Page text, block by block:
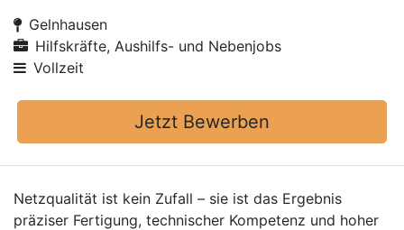
Gelnhausen
Hilfskräfte, Aushilfs- und Nebenjobs
Vollzeit
Jetzt Bewerben
Netzqualität ist kein Zufall – sie ist das Ergebnis
präziser Fertigung, technischer Kompetenz und hoher